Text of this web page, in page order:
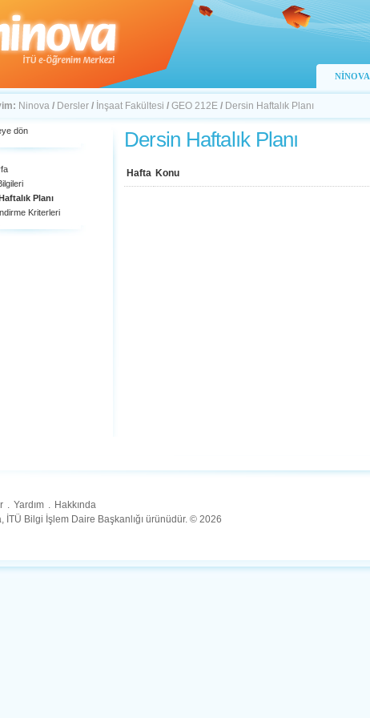
NİNOVA
Ninova / Dersler / İnşaat Fakültesi / GEO 212E / Dersin Haftalık Planı
dön
Planı
Kriterleri
Dersin Haftalık Planı
Hafta Konu
. Yardım . Hakkında
İTÜ Bilgi İşlem Daire Başkanlığı ürünüdür. © 2026